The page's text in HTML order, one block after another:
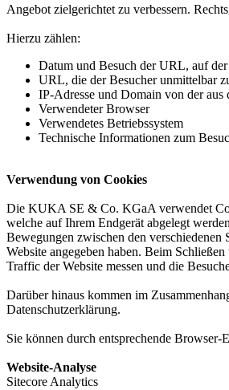
Angebot zielgerichtet zu verbessern.
Hierzu zählen:
Datum und Besuch der URL, auf
URL, die der Besucher unmittelbar
IP-Adresse und Domain von der
Verwendeter Browser
Verwendetes Betriebssystem
Technische Informationen zum
Verwendung von Cookies
Die KUKA SE & Co. KGaA verwendet
welche auf Ihrem Endgerät abgelegt
Bewegungen zwischen den verschiedenen
Website angegeben haben. Beim
Traffic der Website messen und die
Darüber hinaus kommen im
Datenschutzerklärung.
Sie können durch entsprechende
Website-Analyse
Sitecore Analytics